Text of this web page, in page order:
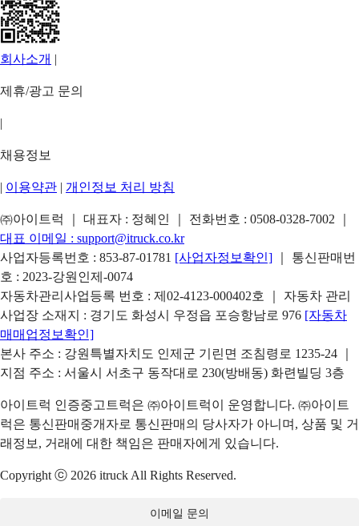
회사소개 |
제휴/광고 문의
|
채용정보
| 이용약관 | 개인정보 처리 방침
㈜아이트럭 ｜ 대표자 : 정혜인 ｜ 전화번호 : 0508-0328-7002
대표 이메일 : support@itruck.co.kr
사업자등록번호 : 853-87-01781 [사업자정보확인]
｜ 통신판매번
호 : 2023-강원인제-0074
자동차관리사업등록 번호 : 제02-4123-000402호 ｜ 자동차 관리
사업장 소재지 : 경기도 화성시 우정읍 포승항남로 976 [자동차
매매업정보확인]
본사 주소 : 강원특별자치도 인제군 기린면 조침령로 1235-24 ｜
지점 주소 : 서울시 서초구 동작대로 230(방배동) 화련빌딩 3층
아이트럭 인증중고트럭은 ㈜아이트럭이 운영합니다. ㈜아이트
럭은 통신판매중개자로 통신판매의 당사자가 아니며, 상품 및 거
래정보, 거래에 대한 책임은 판매자에게 있습니다.
Copyright ⓒ 2026 itruck All Rights Reserved.
이메일 문의